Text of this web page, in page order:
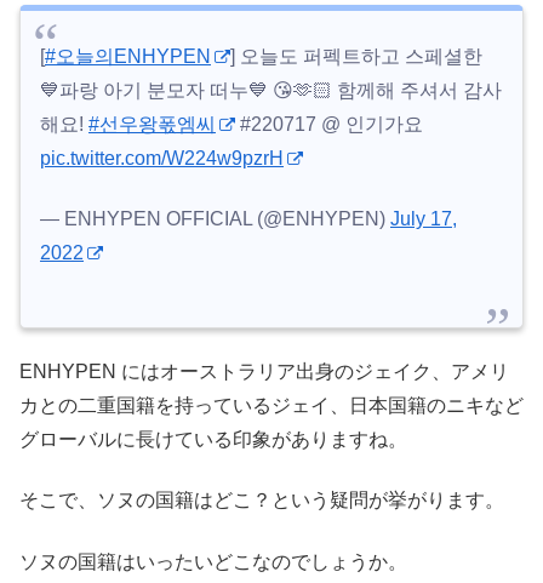
[#오늘의ENHYPEN
] 오늘도 퍼펙트하고 스페셜한
💙파랑 아기 분모자 떠누💙 😘🫶🏻 함께해 주셔서 감사
해요! #선우왕폯엠씨
#220717 @ 인기가요
pic.twitter.com/W224w9pzrH
— ENHYPEN OFFICIAL (@ENHYPEN) July 17,
2022
ENHYPEN にはオーストラリア出身のジェイク、アメリ
カとの二重国籍を持っているジェイ、日本国籍のニキなど
グローバルに長けている印象がありますね。
そこで、ソヌの国籍はどこ？という疑問が挙がります。
ソヌの国籍はいったいどこなのでしょうか。